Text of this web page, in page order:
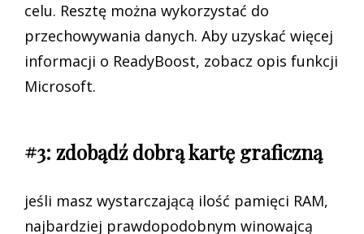
celu. Resztę można wykorzystać do
przechowywania danych. Aby uzyskać więcej
informacji o ReadyBoost, zobacz opis funkcji
Microsoft.
#3: zdobądź dobrą kartę graficzną
jeśli masz wystarczającą ilość pamięci RAM,
najbardziej prawdopodobnym winowajcą